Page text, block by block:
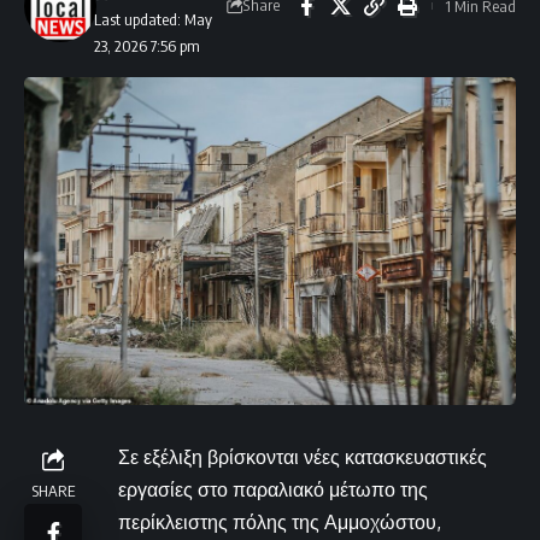
Last updated: May
23, 2026 7:56 pm
Share 1 Min Read
SHARE
Σε εξέλιξη βρίσκονται νέες κατασκευαστικές
εργασίες στο παραλιακό μέτωπο της
περίκλειστης πόλης της Αμμοχώστου,